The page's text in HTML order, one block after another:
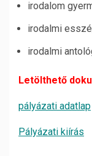
irodalom
irodalmi
irodalmi
Letölthető
pályázati adatlap
Pályázati kiírás